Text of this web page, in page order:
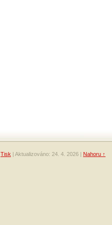
Tisk | Aktualizováno: 24. 4. 2026 | Nahoru ↑